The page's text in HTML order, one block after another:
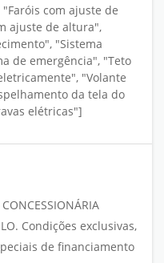
com ajuste de
ajuste de altura",
"Sistema
de emergência", "Teto
"Volante
da tela do
elétricas"]
Condições exclusivas,
de financiamento